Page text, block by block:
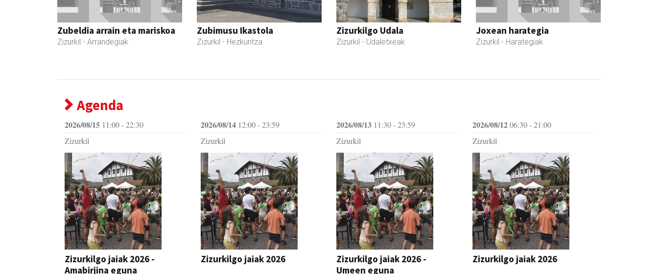
Zubeldia arrain eta mariskoa
Zizurkil - Arrandegiak
Zubimusu Ikastola
Zizurkil - Hezkuntza
Zizurkilgo Udala
Zizurkil - Udaletxeak
Joxean harategia
Zizurkil - Harategiak
Agenda
2026/08/15 11:00 - 22:30
Zizurkil
Zizurkilgo jaiak 2026 -
Amabirjina eguna
2026/08/1412:00 - 23:59
Zizurkil
Zizurkilgo jaiak 2026
2026/08/13 11:30 - 23:59
Zizurkil
Zizurkilgo jaiak 2026 -
Umeen eguna
2026/08/1206:30 - 21:00
Zizurkil
Zizurkilgo jaiak 2026